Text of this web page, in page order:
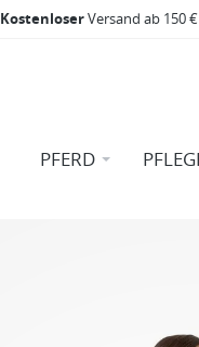
KostenloserVersand ab 150 €
PFERD